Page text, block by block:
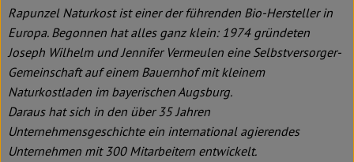
Rapunzel Naturkost ist einer der führenden Bio-Hersteller in
Europa. Begonnen hat alles ganz klein: 1974 gründeten
Joseph Wilhelm und Jennifer Vermeulen eine Selbstversorger-
Gemeinschaft auf einem Bauernhof mit kleinem
Naturkostladen im bayerischen Augsburg.
Daraus hat sich in den über 35 Jahren
Unternehmensgeschichte ein international agierendes
Unternehmen mit 300 Mitarbeitern entwickelt.